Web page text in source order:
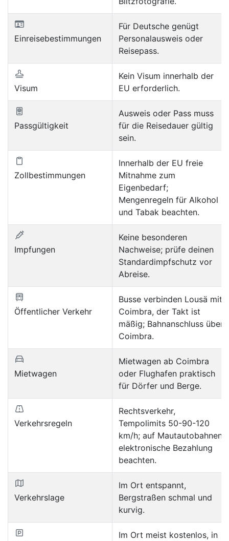
Einreisebestimmungen
Für Deutsche genügt
Personalausweis oder
Reisepass.
Visum
Kein Visum innerhalb der
EU erforderlich.
Passgültigkeit
Ausweis oder Pass muss
für die Reisedauer gültig
sein.
Zollbestimmungen
Innerhalb der EU freie
Mitnahme zum
Eigenbedarf;
Mengenregeln für Alkohol
und Tabak beachten.
Impfungen
Keine besonderen
Nachweise; prüfe deinen
Standardimpfschutz vor
Abreise.
Öffentlicher Verkehr
Busse verbinden Lousä mit
Coimbra, der Takt ist
mäßig; Bahnanschluss über
Coimbra.
Mietwagen
Mietwagen ab Coimbra
oder Flughafen praktisch
für Dörfer und Berge.
Verkehrsregeln
Rechtsverkehr,
Tempolimits 50-90-120
km/h; auf Mautautobahnen
elektronische Bezahlung
beachten.
Verkehrslage
Im Ort entspannt,
Bergstraßen schmal und
kurvig.
Im Ort meist kostenlos, in